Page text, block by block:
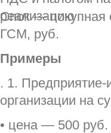
Спок — покупная
ГСМ, руб.
Примеры
. 1. Предприятие-
организации на
• цена — 500 руб.